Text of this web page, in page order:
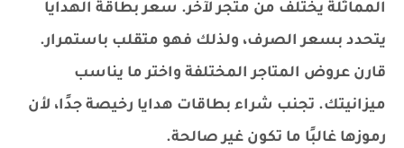
المماثلة يختلف من متجر لآخر. سعر بطاقة الهدايا
يتحدد بسعر الصرف، ولذلك فهو متقلب باستمرار.
قارن عروض المتاجر المختلفة واختر ما يناسب
ميزانيتك. تجنب شراء بطاقات هدايا رخيصة جدًا، لأن
رموزها غالبًا ما تكون غير صالحة.